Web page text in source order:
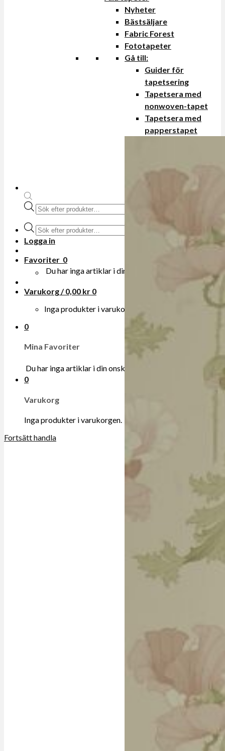
Produktsökning
Produktsökning
Logga in
Favoriter 0
Du har inga artiklar i din onskelista.
Varukorg /0,00 kr 0
Inga produkter i varukorgen.
0
Mina Favoriter
Du har inga artiklar i din onskelista.
0
Varukorg
Inga produkter i varukorgen.
Fortsätt handla
Nyheter
Bästsäljare
Fabric Forest
Fototapeter
Gå till:
Guider för
tapetsering
Tapetsera med
nonwoven-tapet
Tapetsera med
papperstapet